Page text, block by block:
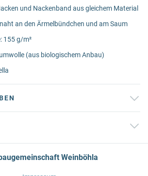
und Nackenband aus gleichem Material
an den Ärmelbündchen und am Saum
155 g/m²
(aus biologischem Anbau)
Weinböhla